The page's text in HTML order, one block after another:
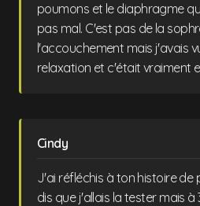
poumons et le diaphragme
pas mal. C'est pas de la
l'accouchement mais j'avais
relaxation et c'était vraiment
Cindy
J'ai réfléchis à ton histoire de
dis que j'allais la tester mais à